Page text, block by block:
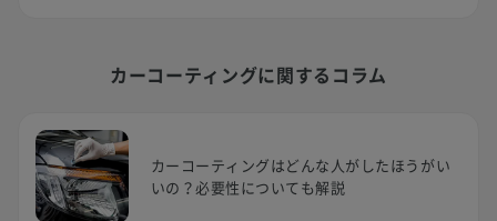
カーコーティングに関するコラム
カーコーティングはどんな人がしたほうがい
いの？必要性についても解説